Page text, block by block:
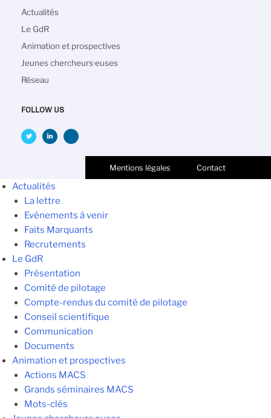
Navigation
principale
Actualités
Le GdR
Animation et prospectives
Jeunes chercheurs·euses
Réseau
FOLLOW US
Mentions légales Contact
Actualités
La lettre
Evénements à venir
Faits Marquants
Recrutements
Le GdR
Présentation
Comité de pilotage
Compte-rendus du comité de pilotage
Conseil scientifique
Communication
Documents
Animation et prospectives
Actions MACS
Grands séminaires MACS
Mots-clés